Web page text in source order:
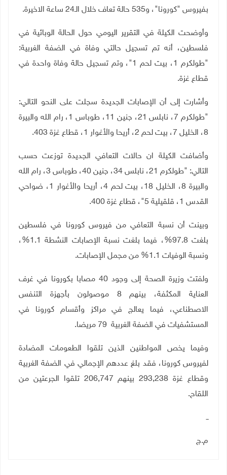
بفيروس "كورونا"، و535 حالة تعاف خلال الـ24 ساعة الاخيرة.
وأوضحت الكيلة في التقرير اليومي حول الحالة الوبائية في
فلسطين، أنه تم تسجيل حالتي وفاة في الضفة الغربية:
"طولكرم 1، بيت لحم 1"، وتم تسجيل حالة وفاة واحدة في
قطاع غزة.
وأشارت إلى أن الإصابات الجديدة سجلت على النحو التالي:
"طولكرم 7، نابلس 21، جنين 11، طوباس 1، رام الله والبيرة
8، الخليل 7، بيت لحم 2، أريحا والأغوار 1، قطاع غزة 403.
وأضافت الكيلة ان حالات التعافي الجديدة توزعت حسب
التالي: "طولكرم 21، نابلس 34، جنين 40، طوباس 3، رام الله
والبيرة 8، الخليل 18، بيت لحم 4، أريحا والأغوار 1، ضواحي
القدس 1، قلقيلية 5"، قطاع غزة 400
.
وبينت أن نسبة التعافي من فيروس كورونا في فلسطين
بلغت 97.8%، فيما بلغت نسبة الإصابات النشطة 1.1%،
ونسبة الوفيات 1.1% من مجمل الإصابات.
ولفتت وزيرة الصحة إلى وجود 40 مصابا بكورونا في غرف
العناية المكثفة، بينهم 8 موصولون بأجهزة التنفس
الاصطناعي، فيما يعالج في مراكز وأقسام كورونا في
المستشفيات في الضفة الغربية 79 مريضا
.
وفيما يخص المواطنين الذين تلقوا الطعومات المضادة
لفيروس كورونا، فقد بلغ عددهم الإجمالي في الضفة الغربية
وقطاع غزة 293,238 بينهم 206,747 تلقوا الجرعتين من
اللقاح.
ــ
م.ج